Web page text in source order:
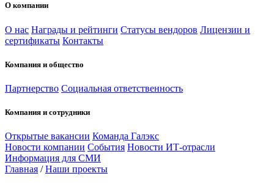
О компании
О нас Награды и рейтинги Статусы вендоров Лицензии и
сертификаты Контакты
Компания и общество
Партнерство Социальная ответственность
Компания и сотрудники
Открытые вакансии Команда Галэкс
Новости компании События Новости ИТ-отрасли
Информация для СМИ
Главная / Наши проекты